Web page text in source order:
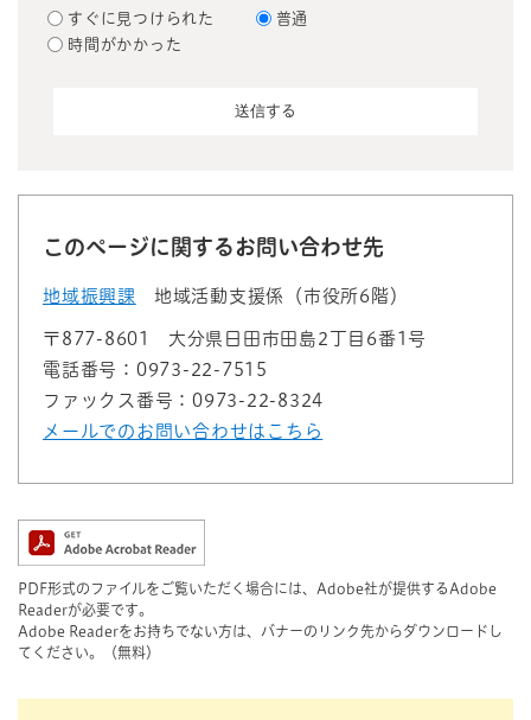
すぐに見つけられた
普通
時間がかかった
このページに関するお問い合わせ先
地域振興課 地域活動支援係（市役所6階）
〒877-8601
大分県日田市田島2丁目6番1号
電話番号：0973-22-7515
ファックス番号：0973-22-8324
メールでのお問い合わせはこちら
PDF形式のファイルをご覧いただく場合には、Adobe社が提供するAdobe
Readerが必要です。
Adobe Readerをお持ちでない方は、バナーのリンク先からダウンロードし
てください。（無料）